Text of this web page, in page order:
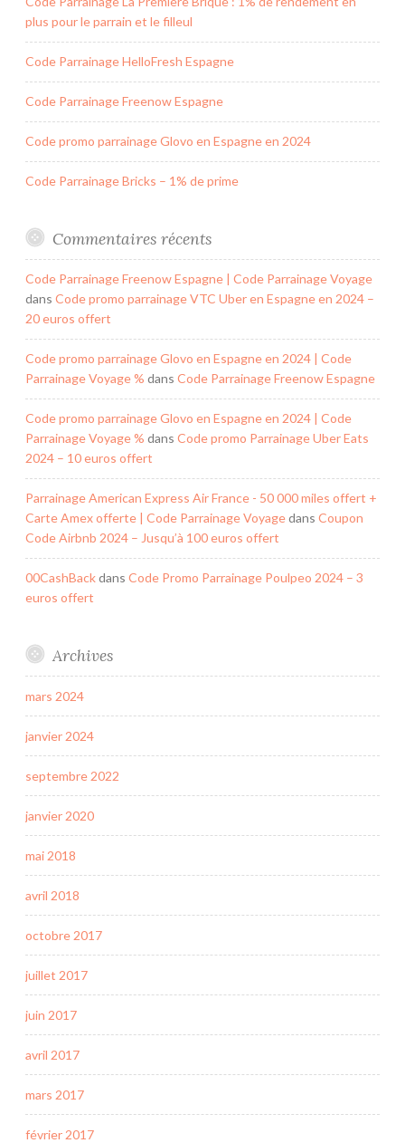
plus pour le parrain et le filleul
Code Parrainage HelloFresh Espagne
Code Parrainage Freenow Espagne
Code promo parrainage Glovo en Espagne en 2024
Code Parrainage Bricks – 1% de prime
Commentaires récents
Code Parrainage Freenow Espagne | Code Parrainage Voyage
dans Code promo parrainage VTC Uber en Espagne en 2024 –
20 euros offert
Code promo parrainage Glovo en Espagne en 2024 | Code
Parrainage Voyage % dans Code Parrainage Freenow Espagne
Code promo parrainage Glovo en Espagne en 2024 | Code
Parrainage Voyage % dans Code promo Parrainage Uber Eats
2024 – 10 euros offert
Parrainage American Express Air France - 50 000 miles offert +
Carte Amex offerte | Code Parrainage Voyagedans Coupon
Code Airbnb 2024 – Jusqu’à 100 euros offert
00CashBackdans Code Promo Parrainage Poulpeo 2024 – 3
euros offert
Archives
mars 2024
janvier 2024
septembre 2022
janvier 2020
mai 2018
avril 2018
octobre 2017
juillet 2017
juin 2017
avril 2017
mars 2017
février 2017